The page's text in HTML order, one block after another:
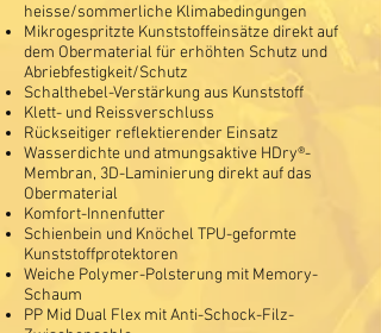
heisse/sommerliche Klimabedingungen
Mikrogespritzte Kunststoffeinsätze direkt auf
dem Obermaterial für erhöhten Schutz und
Abriebfestigkeit/Schutz
Schalthebel-Verstärkung aus Kunststoff
Klett- und Reissverschluss
Rückseitiger reflektierender Einsatz
Wasserdichte und atmungsaktive HDry®-
Membran, 3D-Laminierung direkt auf das
Obermaterial
Komfort-Innenfutter
Schienbein und Knöchel TPU-geformte
Kunststoffprotektoren
Weiche Polymer-Polsterung mit Memory-
Schaum
PP Mid Dual Flex mit Anti-Schock-Filz-